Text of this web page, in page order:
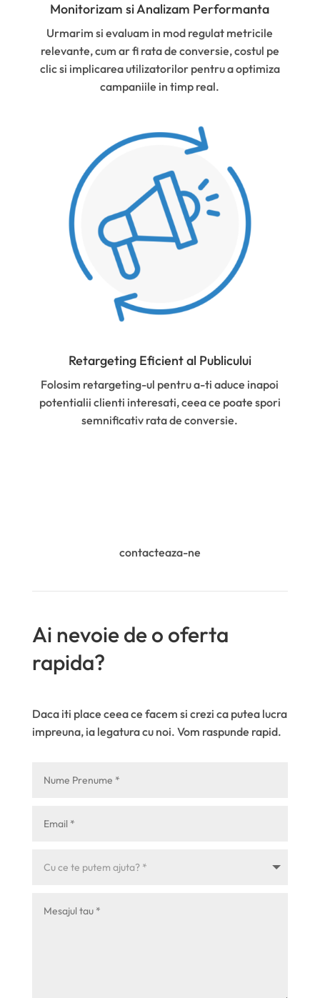
Monitorizam si Analizam Performanta
Urmarim si evaluam in mod regulat metricile
relevante, cum ar fi rata de conversie, costul pe
clic si implicarea utilizatorilor pentru a optimiza
campaniile in timp real.
Retargeting Eficient al Publicului
Folosim retargeting-ul pentru a-ti aduce inapoi
potentialii clienti interesati, ceea ce poate spori
semnificativ rata de conversie.
contacteaza-ne
Ai nevoie de o oferta
rapida?
Daca iti place ceea ce facem si crezi ca putea lucra
impreuna, ia legatura cu noi. Vom raspunde rapid.